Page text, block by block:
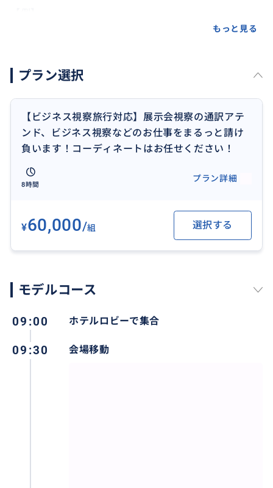
・会社視察
【料金に含まれ無いもの】
当日実費をお支払いください。
・交通費（電車、バスやタクシーなどの公共交通料
金）
・食事代（ガイドの食事代もお支払いをお願いいたし
もっと見る
プラン選択
【ビジネス視察旅行対応】展示会視察の通訳アテ
ンド、ビジネス視察などのお仕事をまるっと請け
負います！コーディネートはお任せください！
8時間
プラン詳細
¥60,000/組 選択する
モデルコース
09:00 ホテルロビーで集合
09:30 会場移動